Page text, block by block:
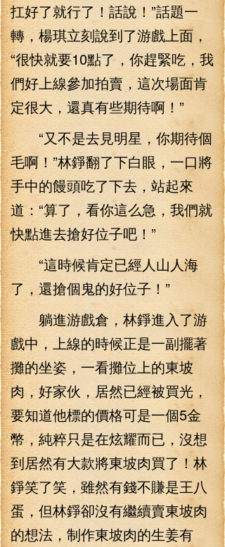
扛好了就行了！話說！”話題一
轉，楊琪立刻說到了游戲上面，
“很快就要10點了，你趕緊吃，我
們好上線參加拍賣，這次場面肯
定很大，還真有些期待啊！”
“又不是去見明星，你期待個
毛啊！”林錚翻了下白眼，一口將
手中的饅頭吃了下去，站起來
道：“算了，看你這么急，我們就
快點進去搶好位子吧！”
“這時候肯定已經人山人海
了，還搶個鬼的好位子！”
躺進游戲倉，林錚進入了游
戲中，上線的時候正是一副擺著
攤的坐姿，一看攤位上的東坡
肉，好家伙，居然已經被買光，
要知道他標的價格可是一個5金
幣，純粹只是在炫耀而已，沒想
到居然有大款將東坡肉買了！林
錚笑了笑，雖然有錢不賺是王八
蛋，但林錚卻沒有繼續賣東坡肉
的想法，制作東坡肉的生姜有